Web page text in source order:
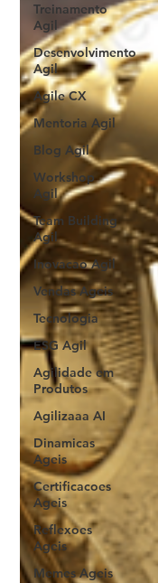
Treinamento
Agil
Desenvolvimento
Agil
Agile CX
Mentoria Agil
Blog Agil
Workshop
Agil
Team Building
Agil
Inovacao Agil
Vendas Ageis
Tecnologia
ESG Agil
Agilidade em
Produtos
Agilizaaa AI
Dinamicas
Ageis
Certificacoes
Ageis
Reflexoes
Ageis
Memes Ageis